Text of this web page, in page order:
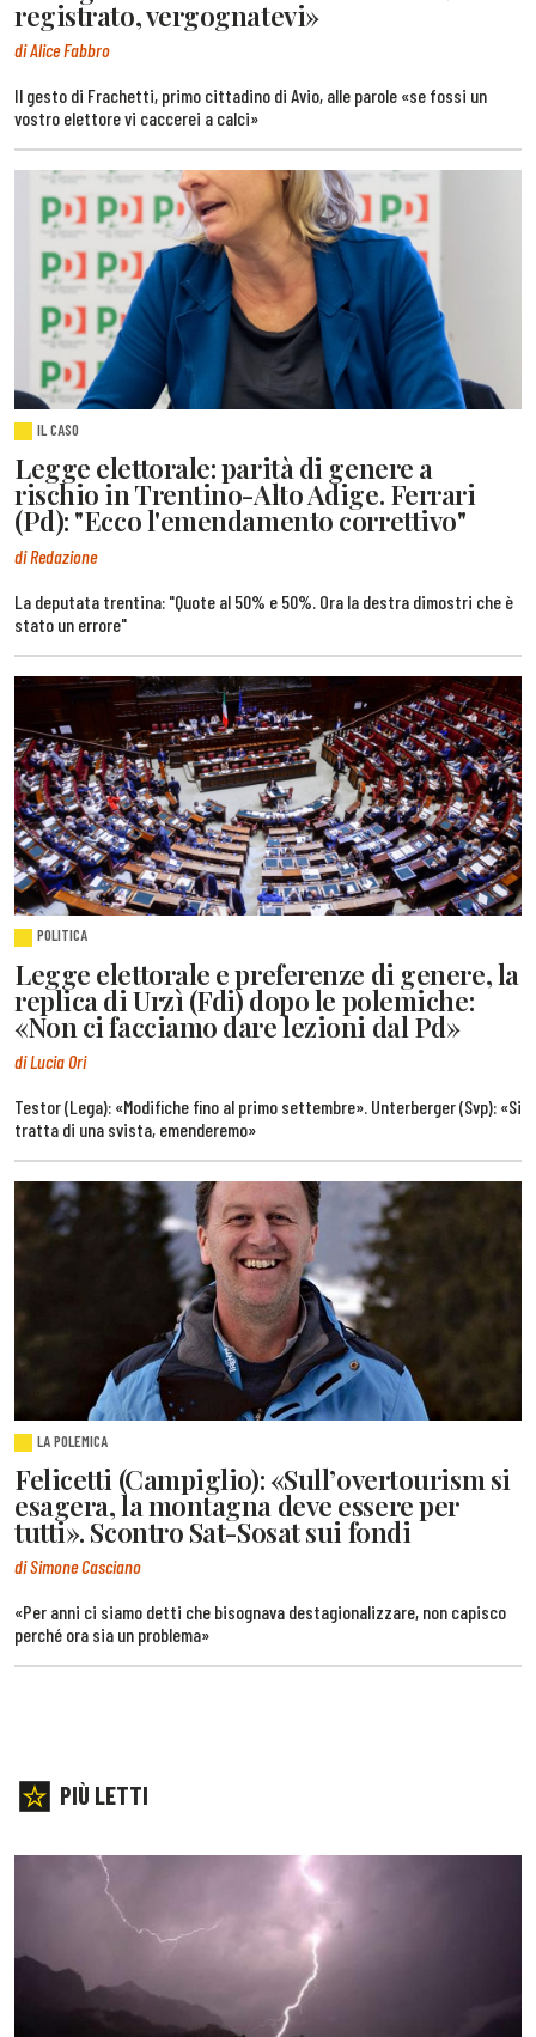
registrato, vergognatevi»
di Alice Fabbro
Il gesto di Frachetti, primo cittadino di Avio, alle parole «se fossi un
vostro elettore vi caccerei a calci»
IL CASO
Legge elettorale: parità di genere a
rischio in Trentino-Alto Adige. Ferrari
(Pd): "Ecco l'emendamento correttivo"
di Redazione
La deputata trentina: "Quote al 50% e 50%. Ora la destra dimostri che è
stato un errore"
POLITICA
Legge elettorale e preferenze di genere, la
replica di Urzì (Fdi) dopo le polemiche:
«Non ci facciamo dare lezioni dal Pd»
di Lucia Ori
Testor (Lega): «Modifiche fino al primo settembre». Unterberger (Svp): «Si
tratta di una svista, emenderemo»
LA POLEMICA
Felicetti (Campiglio): «Sull’overtourism si
esagera, la montagna deve essere per
tutti». Scontro Sat-Sosat sui fondi
di Simone Casciano
«Per anni ci siamo detti che bisognava destagionalizzare, non capisco
perché ora sia un problema»
PIÙ LETTI